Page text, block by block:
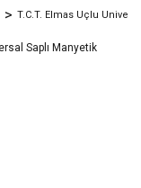
T.C.T. Elmas Uçlu